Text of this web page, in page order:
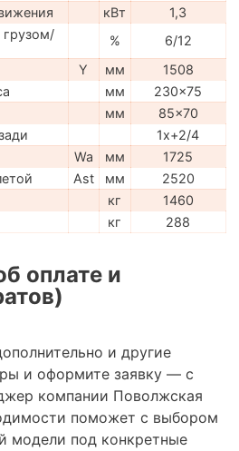
кВт
1,3
%
6/12
Y мм
1508
мм
230x75
мм
85x70
1x+2/4
Wa мм
1725
Ast мм
2520
кг
1460
кг 288
оплате и
и другие
и оформите заявку — с
компании Поволжская
поможет с выбором
модели под конкретные